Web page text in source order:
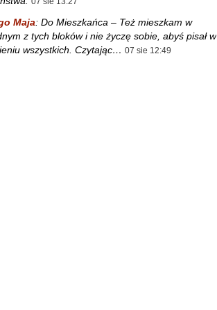
Maja: Do Mieszkańca – Też mieszkam w
z tych bloków i nie życzę sobie, abyś pisał w
wszystkich. Czytając… 07 sie 12:49